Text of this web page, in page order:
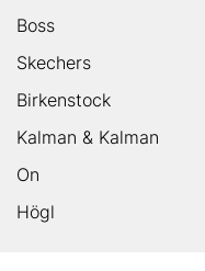
Boss
Skechers
Birkenstock
Kalman & Kalman
On
Högl